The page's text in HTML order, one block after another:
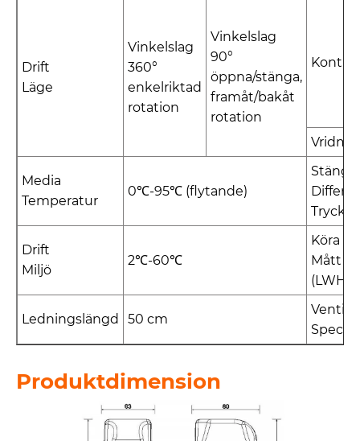
Drift
Läge
Vinkelslag
360°
enkelriktad
rotation
Vinkelslag
90°
öppna/stänga,
framåt/bakåt
rotation
Media
Temperatur
0℃-95℃ (flytande)
Tryck
Drift
Miljö
2℃-60℃
Köra
Mått
(LWH)
Ledningslängd 50 cm
Produktdimension